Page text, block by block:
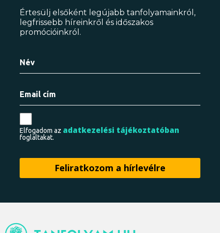
Értesülj elsőként legújabb tanfolyamainkról,
legfrissebb híreinkről és időszakos
promócióinkról.
Elfogadom az adatkezelési tájékoztatóban
foglaltakat.